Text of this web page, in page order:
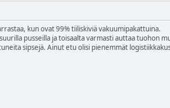
kun ovat 99% tiiliskiviä vakuumipakattuina.
pusseilla ja toisaalta varmasti auttaa tuohon
sipsejä. Ainut etu olisi pienemmät